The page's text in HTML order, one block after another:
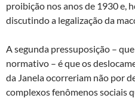
proibição nos anos de 1930 e,
discutindo a legalização da
A segunda pressuposição –
normativo – é que os
da Janela ocorreriam não por
complexos fenômenos sociais